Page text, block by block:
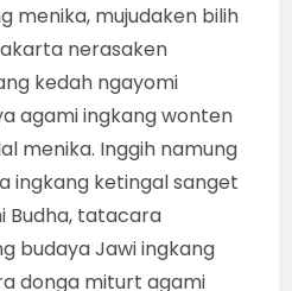
menika, mujudaken bilih
nerasaken
kedah ngayomi
agami ingkang wonten
menika. Inggih namung
ingkang ketingal sanget
Budha, tatacara
budaya Jawi ingkang
donga miturt agami